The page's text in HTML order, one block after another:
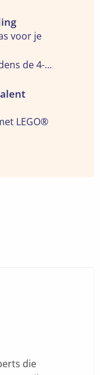
voor je
de 4-
leren
je een
en concreet
die
LEGO®
die